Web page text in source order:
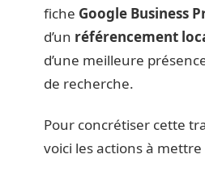
fiche Google Business
d’un référencement
d’une meilleure
de recherche.
Pour concrétiser cette
voici les actions à mettre